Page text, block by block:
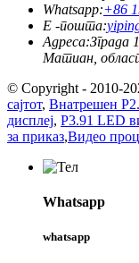
Whatsapp:+86
Е -пошта:
Адреса:Зграда
Матиан,
© Copyright - 2010-
сајтот, Внатрешен
дисплеј, P3.91 LED
за приказ,Видео
Whatsapp
whatsapp